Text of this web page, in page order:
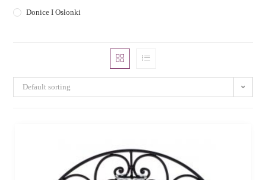
Donice I Osłonki
Default sorting